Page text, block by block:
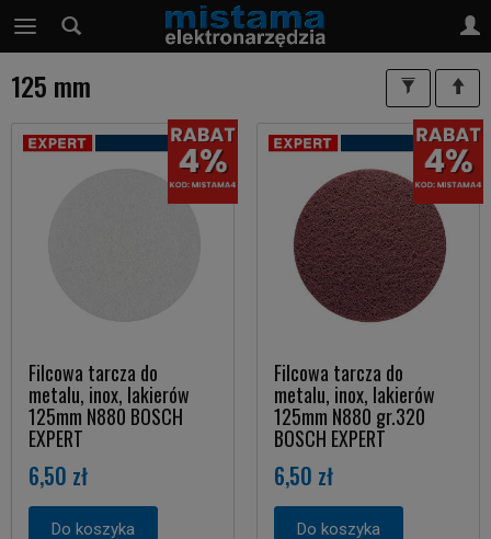
125 mm
Filcowa tarcza do
metalu, inox, lakierów
125mm N880 BOSCH
EXPERT
6,50 zł
Do koszyka
Filcowa tarcza do
metalu, inox, lakierów
125mm N880 gr.320
BOSCH EXPERT
6,50 zł
Do koszyka